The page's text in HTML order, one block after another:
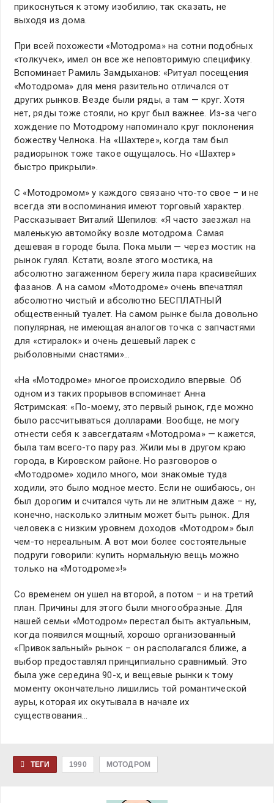
прикоснуться к этому изобилию, так сказать, не
выходя из дома.
При всей похожести «Мотодрома» на сотни подобных
«толкучек», имел он все же неповторимую специфику.
Вспоминает Рамиль Замдыханов: «Ритуал посещения
«Мотодрома» для меня разительно отличался от
других рынков. Везде были ряды, а там — круг. Хотя
нет, ряды тоже стояли, но круг был важнее. Из-за чего
хождение по Мотодрому напоминало круг поклонения
божеству Челнока. На «Шахтере», когда там был
радиорынок тоже такое ощущалось. Но «Шахтер»
быстро прикрыли».
С «Мотодромом» у каждого связано что-то свое – и не
всегда эти воспоминания имеют торговый характер.
Рассказывает Виталий Шепилов: «Я часто заезжал на
маленькую автомойку возле мотодрома. Самая
дешевая в городе была. Пока мыли — через мостик на
рынок гулял. Кстати, возле этого мостика, на
абсолютно загаженном берегу жила пара красивейших
фазанов. А на самом «Мотодроме» очень впечатлял
абсолютно чистый и абсолютно БЕСПЛАТНЫЙ
общественный туалет. На самом рынке была довольно
популярная, не имеющая аналогов точка с запчастями
для «стиралок» и очень дешевый ларек с
рыболовными снастями»…
«На «Мотодроме» многое происходило впервые. Об
одном из таких прорывов вспоминает Анна
Ястримская: «По-моему, это первый рынок, где можно
было рассчитываться долларами. Вообще, не могу
отнести себя к завсегдатаям «Мотодрома» — кажется,
была там всего-то пару раз. Жили мы в другом краю
города, в Кировском районе. Но разговоров о
«Мотодроме» ходило много, мои знакомые туда
ходили, это было модное место. Если не ошибаюсь, он
был дорогим и считался чуть ли не элитным даже – ну,
конечно, насколько элитным может быть рынок. Для
человека с низким уровнем доходов «Мотодром» был
чем-то нереальным. А вот мои более состоятельные
подруги говорили: купить нормальную вещь можно
только на «Мотодроме»!»
Со временем он ушел на второй, а потом – и на третий
план. Причины для этого были многообразные. Для
нашей семьи «Мотодром» перестал быть актуальным,
когда появился мощный, хорошо организованный
«Привокзальный» рынок – он располагался ближе, а
выбор предоставлял принципиально сравнимый. Это
была уже середина 90-х, и вещевые рынки к тому
моменту окончательно лишились той романтической
ауры, которая их окутывала в начале их
существования…
ТЕГИ 1990 МОТОДРОМ